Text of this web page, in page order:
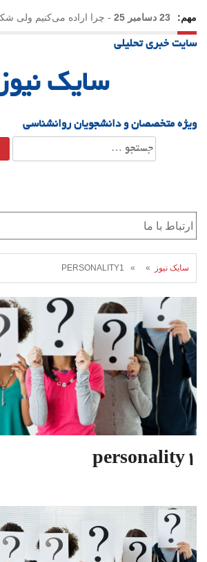
مهم: 23 دسامبر 25 - چرا اراده می‌کنیم ولی
21 دسامبر 25
سایت خبری تحلیلی
سایک
ویژه متخصصان و دانشجویان روانشناسی
جستجو
برای:
سایک نیوز » » PERSONALITY1
personality1